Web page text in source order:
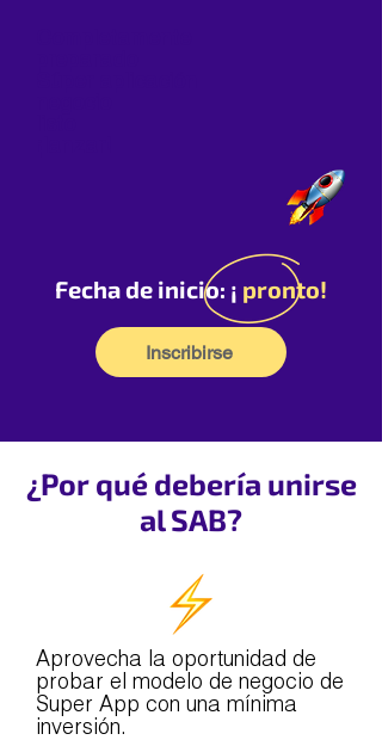
Fecha de inicio: ¡ pronto!
Inscribirse
¿Por qué debería unirse
al SAB?
Aprovecha la oportunidad de
probar el modelo de negocio de
Super App con una mínima
inversión.